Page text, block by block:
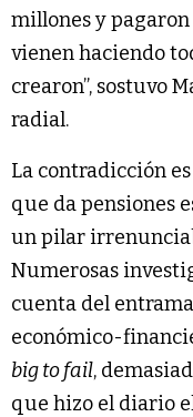
millones y
vienen haciendo
crearon”, sostuvo
radial.
La contradicción
que da pensiones
un pilar
Numerosas
cuenta del
económico-
big to fail,
que hizo el diario